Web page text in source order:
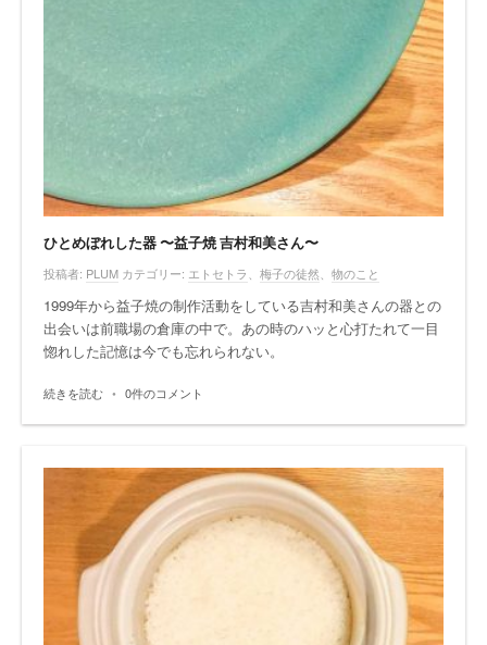
ひとめぼれした器 〜益子焼 吉村和美さん〜
投稿者: PLUM カテゴリー: エトセトラ 梅子の徒然 物のこと
1999年から益子焼の制作活動をしている吉村和美さんの器との
出会いは前職場の倉庫の中で。あの時のハッと心打たれて一目
惚れした記憶は今でも忘れられない。
続きを読む • 0件のコメント